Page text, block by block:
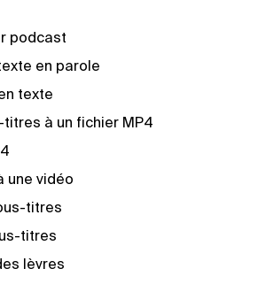
podcast
en parole
texte
à un fichier MP4
une vidéo
titres
titres
lèvres